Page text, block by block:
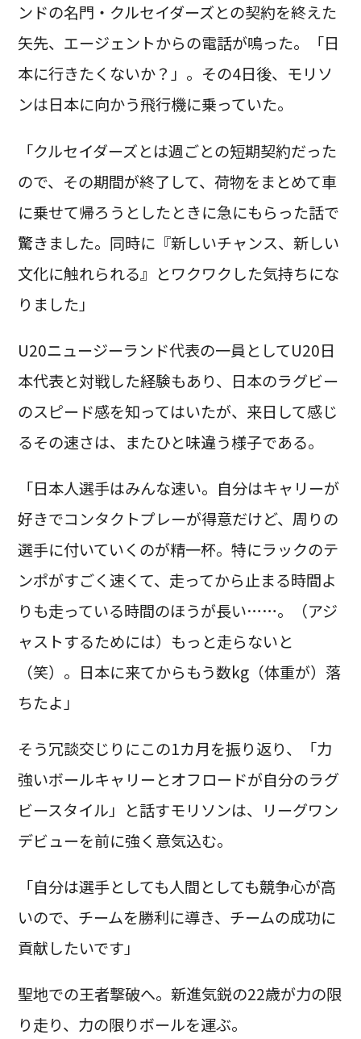
ンドの名門・クルセイダーズとの契約を終えた
矢先、エージェントからの電話が鳴った。「日
本に行きたくないか？」。その4日後、モリソ
ンは日本に向かう飛行機に乗っていた。
「クルセイダーズとは週ごとの短期契約だった
ので、その期間が終了して、荷物をまとめて車
に乗せて帰ろうとしたときに急にもらった話で
驚きました。同時に『新しいチャンス、新しい
文化に触れられる』とワクワクした気持ちにな
りました」
U20ニュージーランド代表の一員としてU20日
本代表と対戦した経験もあり、日本のラグビー
のスピード感を知ってはいたが、来日して感じ
るその速さは、またひと味違う様子である。
「日本人選手はみんな速い。自分はキャリーが
好きでコンタクトプレーが得意だけど、周りの
選手に付いていくのが精一杯。特にラックのテ
ンポがすごく速くて、走ってから止まる時間よ
りも走っている時間のほうが長い……。（アジ
ャストするためには）もっと走らないと
（笑）。日本に来てからもう数kg（体重が）落
ちたよ」
そう冗談交じりにこの1カ月を振り返り、「力
強いボールキャリーとオフロードが自分のラグ
ビースタイル」と話すモリソンは、リーグワン
デビューを前に強く意気込む。
「自分は選手としても人間としても競争心が高
いので、チームを勝利に導き、チームの成功に
貢献したいです」
聖地での王者撃破へ。新進気鋭の22歳が力の限
り走り、力の限りボールを運ぶ。